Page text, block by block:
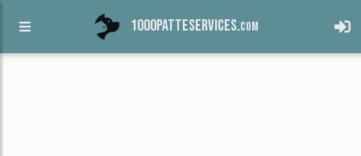
1000patteservices.com